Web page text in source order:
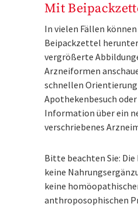
Mit
In vielen Fällen können
Beipackzettel
vergrößerte
Arzneiformen
schnellen
Apothekenbesuch
Information über ein
verschriebenes
Bitte beachten Sie:
keine
keine
anthroposophischen